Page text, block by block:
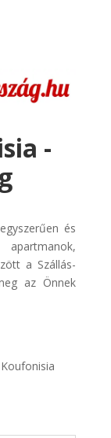
-
és
a Szállás-
az Önnek